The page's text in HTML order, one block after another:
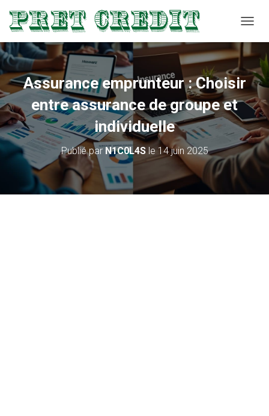
É
P
I
R
A
N
A
V
Assurance emprunteur : Choisir
entre assurance de groupe et
individuelle
Publié par N1C0L4Sle 14 juin 2025